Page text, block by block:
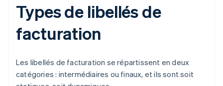
Types de libellés de
facturation
Les libellés de facturation se répartissent en deux
catégories : intermédiaires ou finaux, et ils sont soit